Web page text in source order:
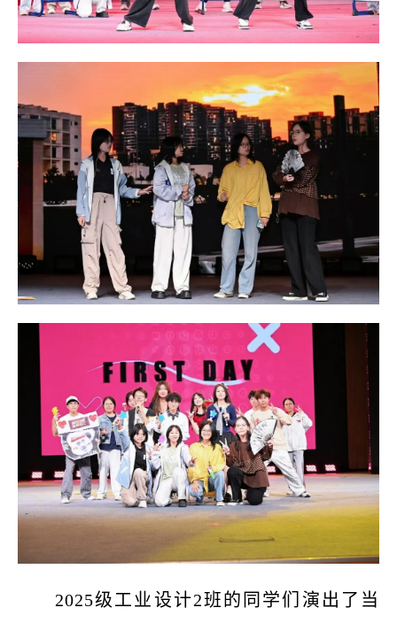
2025级工业设计2班的同学们演出了当